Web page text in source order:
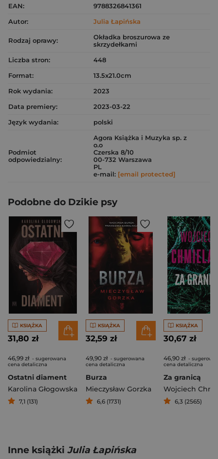
EAN:
9788326841361
Autor:
Julia Łapińska
Rodzaj oprawy:
Okładka broszurowa ze
skrzydełkami
Liczba stron:
448
Format:
13.5x21.0cm
Rok wydania:
2023
Data premiery:
2023-03-22
Język wydania:
polski
Podmiot
odpowiedzialny:
Agora Książka i Muzyka sp. z
o.o
Czerska 8/10
00-732 Warszawa
PL
e-mail: [email protected]
Podobne do Dzikie psy
KSIĄŻKA
31,80 zł
46,99 zł - sugerowana
cena detaliczna
Ostatni diament
Karolina Głogowska
7,1 (131)
KSIĄŻKA
32,59 zł
49,90 zł - sugerowana
cena detaliczna
Burza
Mieczysław Gorzka
6,6 (1731)
KSIĄŻKA
30,67 zł
46,90 zł -
cena detaliczna
Za granicą
Wojciech
6,3 (2565)
Inne książki Julia Łapińska